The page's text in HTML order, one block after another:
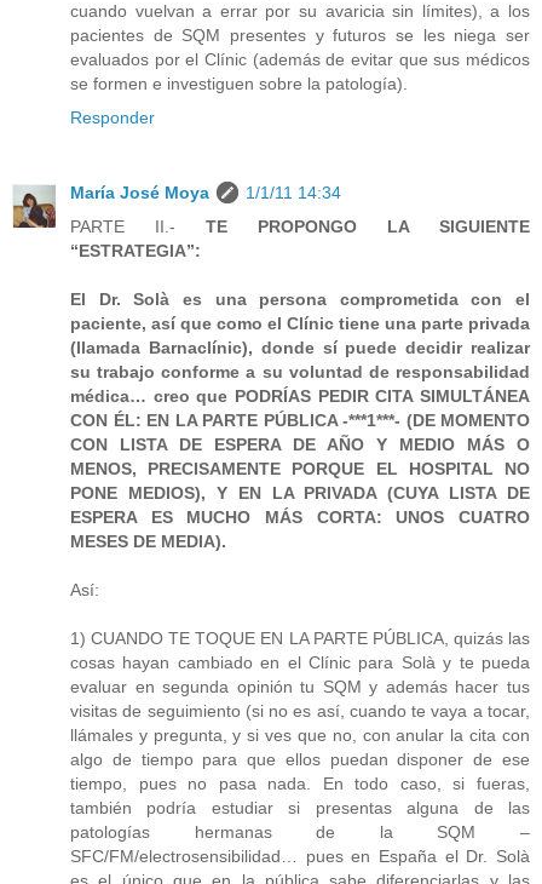
cuando vuelvan a errar por su avaricia sin límites), a los
pacientes de SQM presentes y futuros se les niega ser
evaluados por el Clínic (además de evitar que sus médicos
se formen e investiguen sobre la patología).
Responder
María José Moya
1/1/11 14:34
PARTE II.- TE PROPONGO LA SIGUIENTE
“ESTRATEGIA”:
El Dr. Solà es una persona comprometida con el
paciente, así que como el Clínic tiene una parte privada
(llamada Barnaclínic), donde sí puede decidir realizar
su trabajo conforme a su voluntad de responsabilidad
médica… creo que PODRÍAS PEDIR CITA SIMULTÁNEA
CON ÉL: EN LA PARTE PÚBLICA -***1***- (DE MOMENTO
CON LISTA DE ESPERA DE AÑO Y MEDIO MÁS O
MENOS, PRECISAMENTE PORQUE EL HOSPITAL NO
PONE MEDIOS), Y EN LA PRIVADA (CUYA LISTA DE
ESPERA ES MUCHO MÁS CORTA: UNOS CUATRO
MESES DE MEDIA).
Así:
1) CUANDO TE TOQUE EN LA PARTE PÚBLICA, quizás las
cosas hayan cambiado en el Clínic para Solà y te pueda
evaluar en segunda opinión tu SQM y además hacer tus
visitas de seguimiento (si no es así, cuando te vaya a tocar,
llámales y pregunta, y si ves que no, con anular la cita con
algo de tiempo para que ellos puedan disponer de ese
tiempo, pues no pasa nada. En todo caso, si fueras,
también podría estudiar si presentas alguna de las
patologías hermanas de la SQM –
SFC/FM/electrosensibilidad… pues en España el Dr. Solà